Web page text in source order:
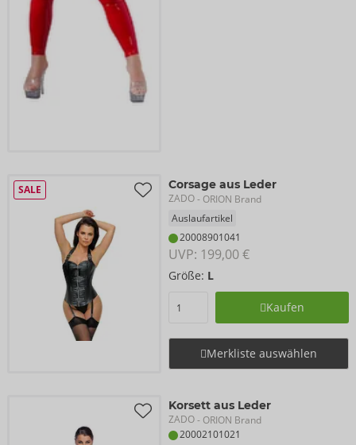
SALE Corsage aus Leder
ZADO- ORION Brand
Auslaufartikel
20008901041
UVP: 199,00 €
Größe: L
Kaufen
Merkliste auswählen
Korsett aus Leder
ZADO- ORION Brand
20002101021